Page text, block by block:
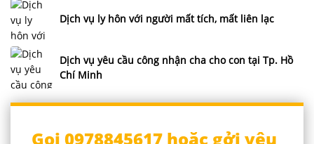
Dịch vụ ly hôn với người mất tích, mất liên lạc
Dịch vụ yêu cầu công nhận cha cho con tại Tp. Hồ
Chí Minh
Gọi 0978845617 hoặc gởi yêu